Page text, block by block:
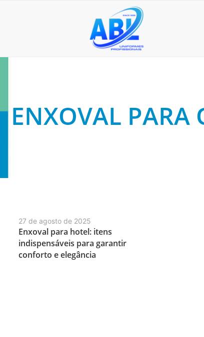
ENXOVAL PARA
27 de agosto de 2025
Enxoval para hotel: itens
indispensáveis para garantir
conforto e elegância